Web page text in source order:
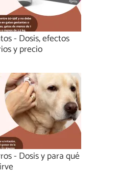
- Dosis, efectos
y precio
- Dosis y para qué